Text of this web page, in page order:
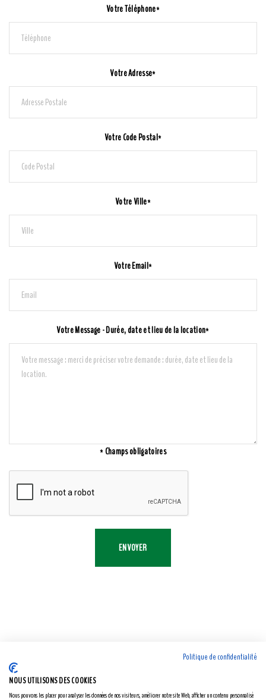
Votre Téléphone*
Votre Adresse*
Votre Code Postal*
Votre Ville*
Votre Email*
Votre Message - Durée, date et lieu de la location*
* Champs obligatoires
ENVOYER
Politique de confidentialité
NOUS UTILISONS DES COOKIES
Nous pouvons les placer pour analyser les données de nos visiteurs, améliorer notre site Web, afficher un contenu personnalisé